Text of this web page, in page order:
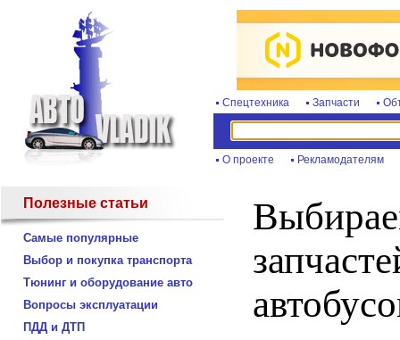
Спецтехника Запчасти
О проекте Рекламодателям
Полезные статьи
Самые популярные
Выбор и покупка транспорта
Тюнинг и оборудование авто
Вопросы эксплуатации
ПДД и ДТП